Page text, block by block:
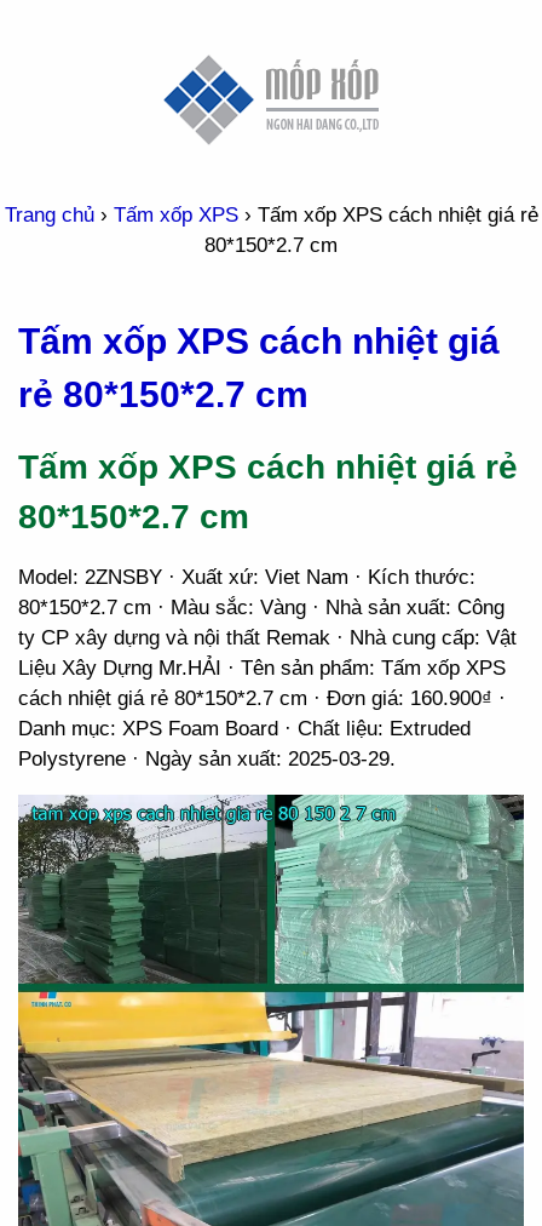
Trang chủ› Tấm xốp XPS› Tấm xốp XPS cách nhiệt giá rẻ
80*150*2.7 cm
Tấm xốp XPS cách nhiệt giá
rẻ 80*150*2.7 cm
Tấm xốp XPS cách nhiệt giá rẻ
80*150*2.7 cm
Model: 2ZNSBY · Xuất xứ: Viet Nam · Kích thước:
80*150*2.7 cm · Màu sắc: Vàng · Nhà sản xuất: Công
ty CP xây dựng và nội thất Remak · Nhà cung cấp: Vật
Liệu Xây Dựng Mr.HẢI · Tên sản phẩm: Tấm xốp XPS
cách nhiệt giá rẻ 80*150*2.7 cm · Đơn giá: 160.900₫ ·
Danh mục: XPS Foam Board · Chất liệu: Extruded
Polystyrene · Ngày sản xuất: 2025-03-29.